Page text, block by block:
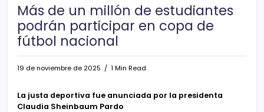
Más de un millón de estudiantes
podrán participar en copa de
fútbol nacional
19 de noviembre de 2025 1 Min Read
La justa deportiva fue anunciada por la presidenta
Claudia Sheinbaum Pardo